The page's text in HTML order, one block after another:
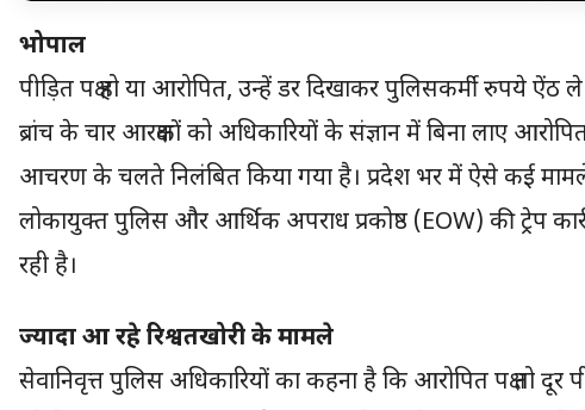
भोपाल
पीड़ित पक्ष हो या आरोपित, उन्हें डर दिखाकर पुलिसकर्मी रुपये ऐंठ
ब्रांच के चार आरक्षकों को अधिकारियों के संज्ञान में बिना लाए
आचरण के चलते निलंबित किया गया है। प्रदेश भर में ऐसे कई
लोकायुक्त पुलिस और आर्थिक अपराध प्रकोष्ठ (EOW) की ट्रेप
रही है।
ज्यादा आ रहे रिश्वतखोरी के मामले
सेवानिवृत्त पुलिस अधिकारियों का कहना है कि आरोपित पक्ष तो